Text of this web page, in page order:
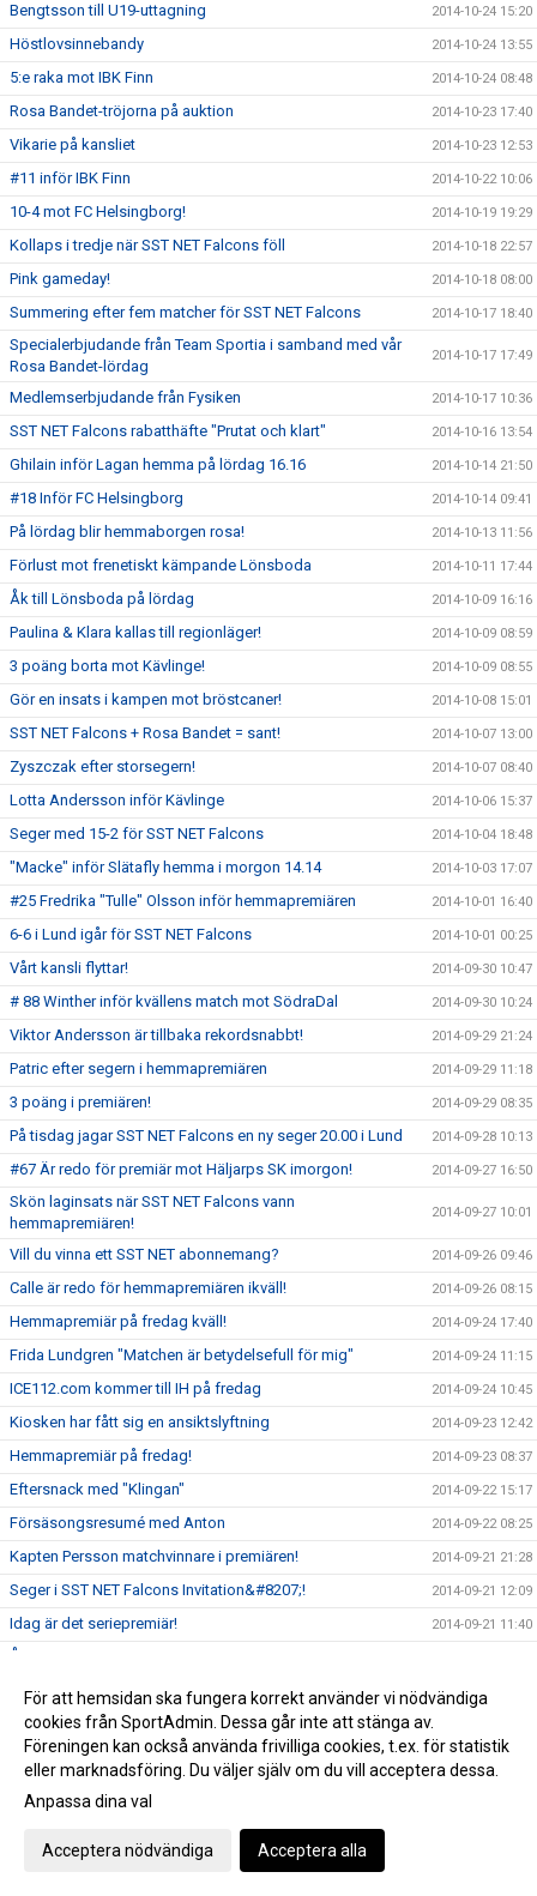
Bengtsson till U19-uttagning 2014-10-24 15:20
Höstlovsinnebandy 2014-10-24 13:55
5:e raka mot IBK Finn 2014-10-24 08:48
Rosa Bandet-tröjorna på auktion 2014-10-23 17:40
Vikarie på kansliet 2014-10-23 12:53
#11 inför IBK Finn 2014-10-22 10:06
10-4 mot FC Helsingborg! 2014-10-19 19:29
Kollaps i tredje när SST NET Falcons föll 2014-10-18 22:57
Pink gameday! 2014-10-18 08:00
Summering efter fem matcher för SST NET Falcons 2014-10-17 18:40
Specialerbjudande från Team Sportia i samband med vår
Rosa Bandet-lördag
2014-10-17 17:49
Medlemserbjudande från Fysiken 2014-10-17 10:36
SST NET Falcons rabatthäfte "Prutat och klart" 2014-10-16 13:54
Ghilain inför Lagan hemma på lördag 16.16 2014-10-14 21:50
#18 Inför FC Helsingborg 2014-10-14 09:41
På lördag blir hemmaborgen rosa! 2014-10-13 11:56
Förlust mot frenetiskt kämpande Lönsboda 2014-10-11 17:44
Åk till Lönsboda på lördag 2014-10-09 16:16
Paulina & Klara kallas till regionläger! 2014-10-09 08:59
3 poäng borta mot Kävlinge! 2014-10-09 08:55
Gör en insats i kampen mot bröstcaner! 2014-10-08 15:01
SST NET Falcons + Rosa Bandet = sant! 2014-10-07 13:00
Zyszczak efter storsegern! 2014-10-07 08:40
Lotta Andersson inför Kävlinge 2014-10-06 15:37
Seger med 15-2 för SST NET Falcons 2014-10-04 18:48
"Macke" inför Slätafly hemma i morgon 14.14 2014-10-03 17:07
#25 Fredrika "Tulle" Olsson inför hemmapremiären 2014-10-01 16:40
6-6 i Lund igår för SST NET Falcons 2014-10-01 00:25
Vårt kansli flyttar! 2014-09-30 10:47
# 88 Winther inför kvällens match mot SödraDal 2014-09-30 10:24
Viktor Andersson är tillbaka rekordsnabbt! 2014-09-29 21:24
Patric efter segern i hemmapremiären 2014-09-29 11:18
3 poäng i premiären! 2014-09-29 08:35
På tisdag jagar SST NET Falcons en ny seger 20.00 i Lund 2014-09-28 10:13
#67 Är redo för premiär mot Häljarps SK imorgon! 2014-09-27 16:50
Skön laginsats när SST NET Falcons vann
hemmapremiären!
2014-09-27 10:01
Vill du vinna ett SST NET abonnemang? 2014-09-26 09:46
Calle är redo för hemmapremiären ikväll! 2014-09-26 08:15
Hemmapremiär på fredag kväll! 2014-09-24 17:40
Frida Lundgren "Matchen är betydelsefull för mig" 2014-09-24 11:15
ICE112.com kommer till IH på fredag 2014-09-24 10:45
Kiosken har fått sig en ansiktslyftning 2014-09-23 12:42
Hemmapremiär på fredag! 2014-09-23 08:37
Eftersnack med "Klingan" 2014-09-22 15:17
Försäsongsresumé med Anton 2014-09-22 08:25
Kapten Persson matchvinnare i premiären! 2014-09-21 21:28
Seger i SST NET Falcons Invitation&#8207;! 2014-09-21 12:09
Idag är det seriepremiär! 2014-09-21 11:40
Tränare Patric Johanssons hälsning till folket i Landskrona! 2014-09-18 10:55
Genrep inför premiären! 2014-09-17 22:00
Rutinerade "Dahla" inför ännu en premiär!
Sex spelare från SST Net Falcons i historisk SSL-premiär
På söndag smäller det!
För att hemsidan ska fungera korrekt använder vi nödvändiga
cookies från SportAdmin. Dessa går inte att stänga av.
Föreningen kan också använda frivilliga cookies, t.ex. för statistik
eller marknadsföring. Du väljer själv om du vill acceptera dessa.
Anpassa dina val
Acceptera nödvändiga Acceptera alla